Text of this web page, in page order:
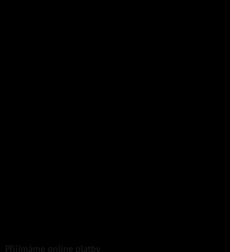
Přijímáme online platby